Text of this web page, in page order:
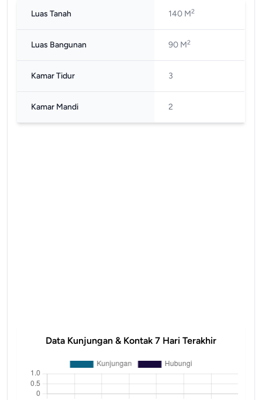
Luas Tanah 140 M2
Luas Bangunan 90 M2
Kamar Tidur 3
Kamar Mandi 2
Data Kunjungan & Kontak 7 Hari Terakhir